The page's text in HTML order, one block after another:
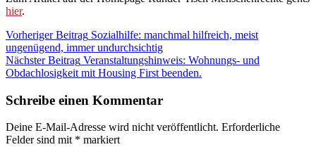
hier.
Kategorie:
Blog
Beitragsnavigation
Vorheriger Beitrag Sozialhilfe: manchmal hilfreich, meist
ungenügend, immer undurchsichtig
Nächster Beitrag Veranstaltungshinweis: Wohnungs- und
Obdachlosigkeit mit Housing First beenden.
Schreibe einen Kommentar
Deine E-Mail-Adresse wird nicht veröffentlicht. Erforderliche
Felder sind mit * markiert